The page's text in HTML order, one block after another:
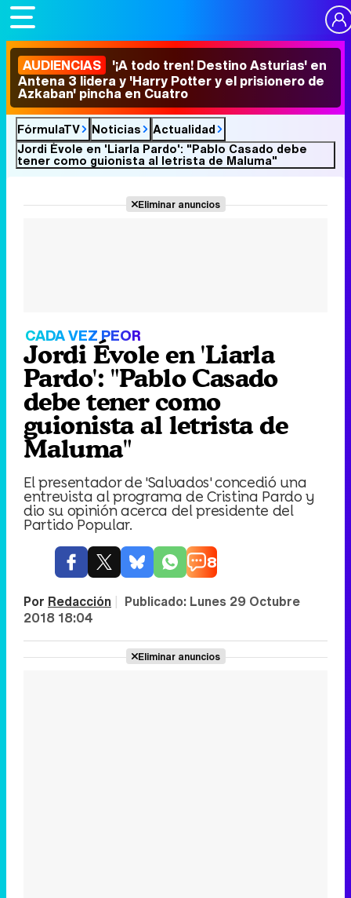
AUDIENCIAS '¡A todo tren! Destino Asturias' en
Antena 3 lidera y 'Harry Potter y el prisionero de
Azkaban' pincha en Cuatro
FórmulaTV Noticias
Actualidad
Jordi Évole en 'Liarla Pardo': "Pablo Casado debe
tener como guionista al letrista de Maluma"
Eliminar anuncios
CADA VEZ PEOR
Jordi Évole en 'Liarla
Pardo': "Pablo Casado
debe tener como
guionista al letrista de
Maluma"
El presentador de 'Salvados' concedió una
entrevista al programa de Cristina Pardo y
dio su opinión acerca del presidente del
Partido Popular.
8
Por Redacción | Publicado: Lunes 29 Octubre
2018 18:04
Eliminar anuncios